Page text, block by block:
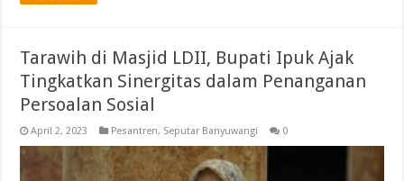
Tarawih di Masjid LDII, Bupati Ipuk Ajak
Tingkatkan Sinergitas dalam Penanganan
Persoalan Sosial
April 2, 2023 Pesantren, Seputar Banyuwangi 0